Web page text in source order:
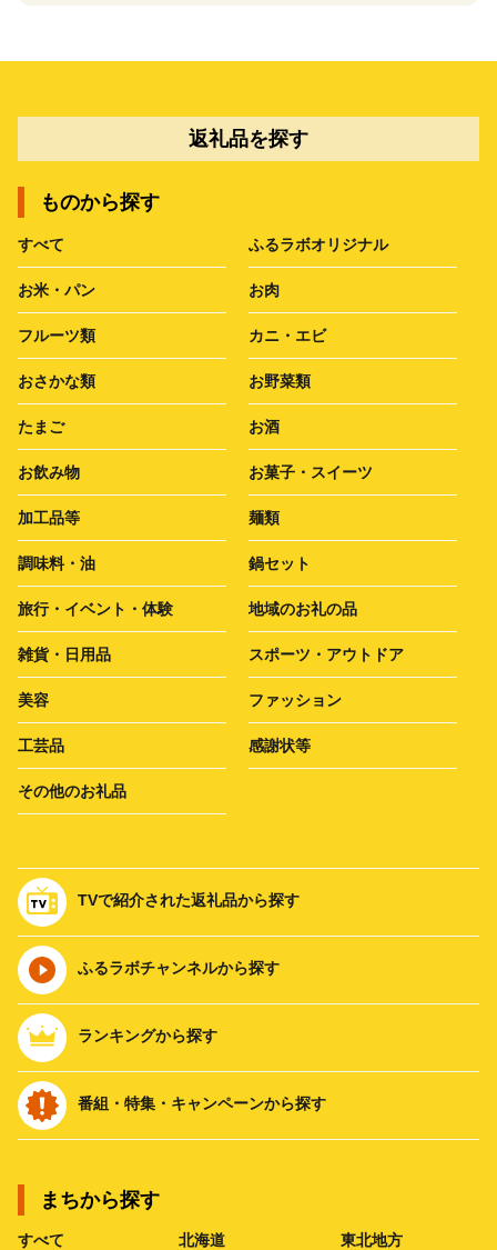
返礼品を探す
ものから探す
すべて ふるラボオリジナル
お米・パン お肉
フルーツ類 カニ・エビ
おさかな類 お野菜類
たまご お酒
お飲み物 お菓子・スイーツ
加工品等 麺類
調味料・油 鍋セット
旅行・イベント・体験 地域のお礼の品
雑貨・日用品 スポーツ・アウトドア
美容 ファッション
工芸品 感謝状等
その他のお礼品
TVで紹介された返礼品から探す
ふるラボチャンネルから探す
ランキングから探す
番組・特集・キャンペーンから探す
まちから探す
すべて 北海道 東北地方